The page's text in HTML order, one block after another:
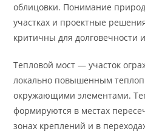
облицовки. Понимание
участках и проектные
критичны для долговечности
Тепловой мост — участок
локально повышенным
окружающими элементами.
формируются в местах
зонах креплений и в